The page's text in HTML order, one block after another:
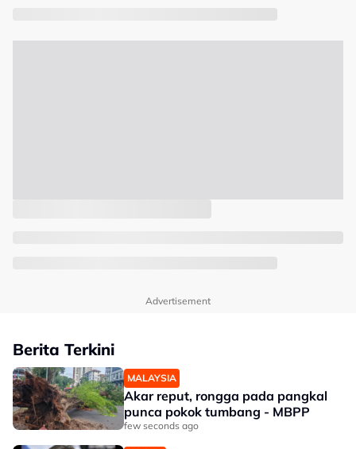
Advertisement
Berita Terkini
MALAYSIA
Akar reput, rongga pada pangkal
punca pokok tumbang - MBPP
few seconds ago